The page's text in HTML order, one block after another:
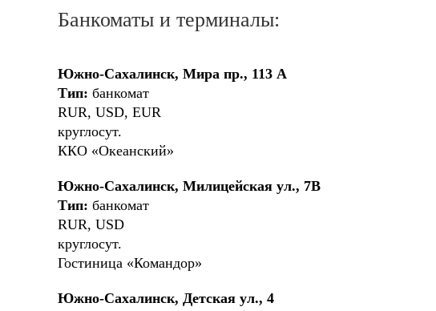
Банкоматы и терминалы:
Южно-Сахалинск, Мира пр., 113 А
Тип: банкомат
RUR, USD, EUR
круглосут.
ККО «Океанский»
Южно-Сахалинск, Милицейская ул., 7В
Тип: банкомат
RUR, USD
круглосут.
Гостиница «Командор»
Южно-Сахалинск, Детская ул., 4